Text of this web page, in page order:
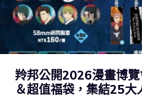
羚邦公開2026漫畫博
＆超值福袋，集結25大